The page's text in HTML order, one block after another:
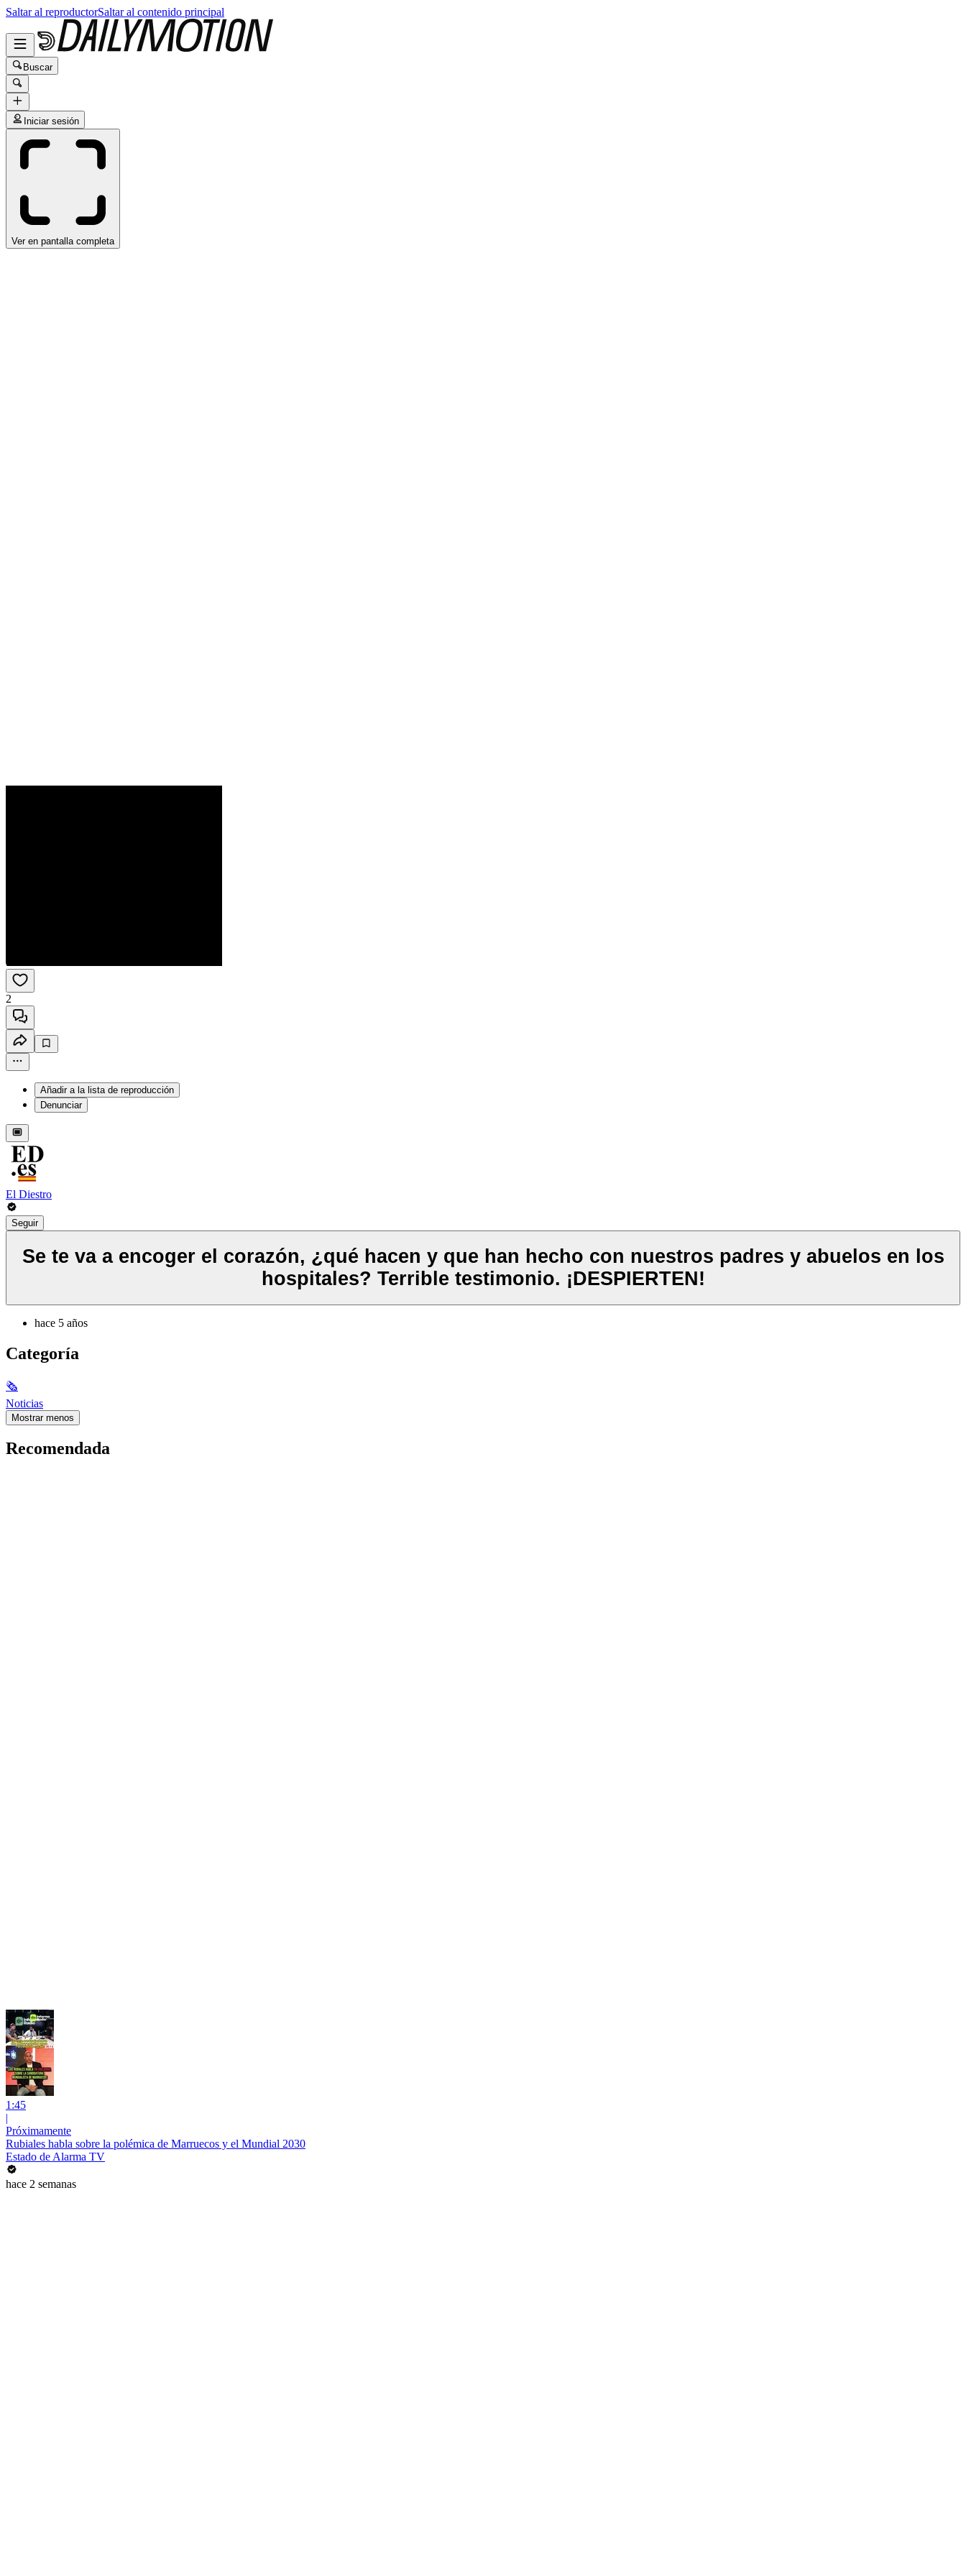
Saltar al reproductorSaltar al contenido principal
Buscar
Iniciar sesión
Ver en pantalla completa
2
Añadir a la lista de reproducción
Denunciar
El Diestro
Seguir
Se te va a encoger el corazón, ¿qué hacen y que han hecho con nuestros padres y abuelos en los
hospitales? Terrible testimonio. ¡DESPIERTEN!
hace 5 años
Categoría
🗞
Noticias
Mostrar menos
Recomendada
1:45
|
Próximamente
Rubiales habla sobre la polémica de Marruecos y el Mundial 2030
Estado de Alarma TV
hace 2 semanas